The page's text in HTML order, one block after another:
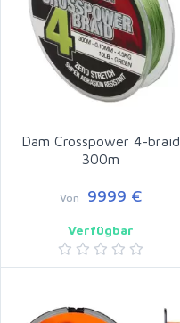
Dam Crosspower 4-braid
300m
Von 9999 €
Verfügbar